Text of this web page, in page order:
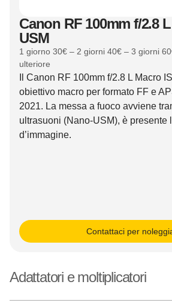
Canon RF 100mm f/2.8
USM
1 giorno 30€ – 2 giorni 40€ – 3 giorni
ulteriore
Il Canon RF 100mm f/2.8 L Macro
obiettivo macro per formato FF e
2021. La messa a fuoco avviene
ultrasuoni (Nano-USM), è presente
d’immagine.
Contattaci per
Adattatori e moltiplicatori